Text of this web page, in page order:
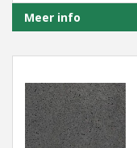
Meer info